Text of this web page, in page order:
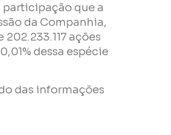
participação que a
da Companhia,
ações
dessa espécie
das informações